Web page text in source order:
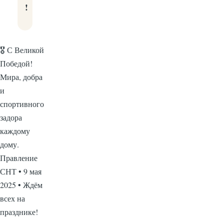
!
🎖️ С Великой
Победой!
Мира, добра
и
спортивного
задора
каждому
дому.
Правление
СНТ • 9 мая
2025 • Ждём
всех на
празднике!